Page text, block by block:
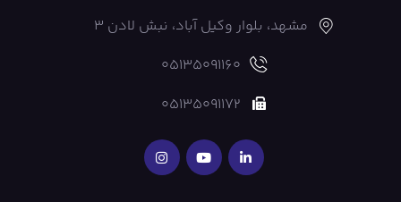
مشهد، بلوار وکیل آباد، نبش لادن 3
05135091160
05135091172